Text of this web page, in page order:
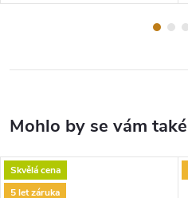
Skvělá cena
5 let záruka